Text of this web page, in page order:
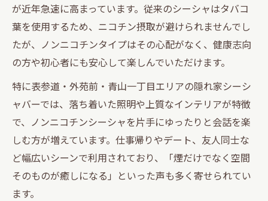
が近年急速に高まっています。従来のシーシャはタバコ
葉を使用するため、ニコチン摂取が避けられませんでし
たが、ノンニコチンタイプはその心配がなく、健康志向
の方や初心者にも安心して楽しんでいただけます。
特に表参道・外苑前・青山一丁目エリアの隠れ家シーシ
ャバーでは、落ち着いた照明や上質なインテリアが特徴
で、ノンニコチンシーシャを片手にゆったりと会話を楽
しむ方が増えています。仕事帰りやデート、友人同士な
ど幅広いシーンで利用されており、「煙だけでなく空間
そのものが癒しになる」といった声も多く寄せられてい
ます。